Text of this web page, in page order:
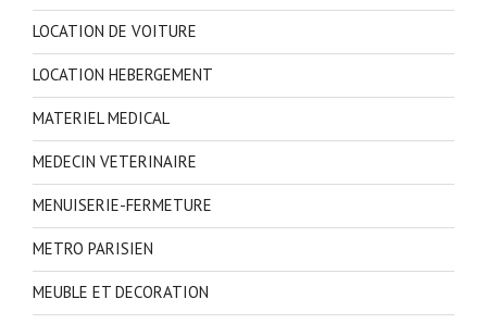
LOCATION DE VOITURE
LOCATION HEBERGEMENT
MATERIEL MEDICAL
MEDECIN VETERINAIRE
MENUISERIE-FERMETURE
METRO PARISIEN
MEUBLE ET DECORATION